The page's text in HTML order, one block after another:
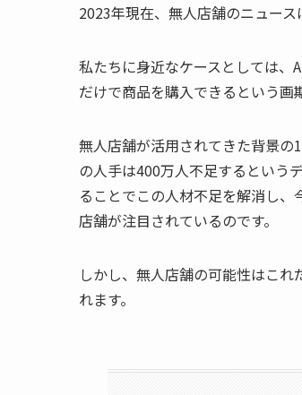
2023年現在、無人店舗のニュー
私たちに身近なケースとしては、
だけで商品を購入できるという画
無人店舗が活用されてきた背景
の人手は400万人不足するという
ることでこの人材不足を解消し
店舗が注目されているのです。
しかし、無人店舗の可能性はこ
れます。